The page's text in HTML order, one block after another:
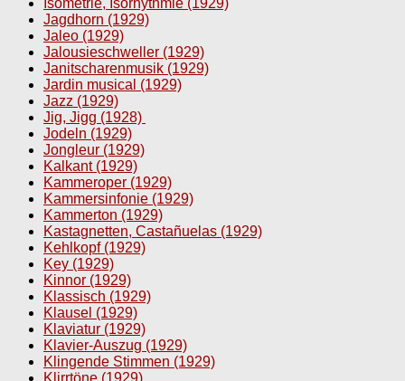
Jagdhorn (1929)
Jaleo (1929)
Jalousieschweller (1929)
Janitscharenmusik (1929)
Jardin musical (1929)
Jazz (1929)
Jig, Jigg (1928)
Jodeln (1929)
Jongleur (1929)
Kalkant (1929)
Kammeroper (1929)
Kammersinfonie (1929)
Kammerton (1929)
Kastagnetten, Castañuelas (1929)
Kehlkopf (1929)
Key (1929)
Kinnor (1929)
Klassisch (1929)
Klausel (1929)
Klaviatur (1929)
Klavier-Auszug (1929)
Klingende Stimmen (1929)
Klirrtöne (1929)